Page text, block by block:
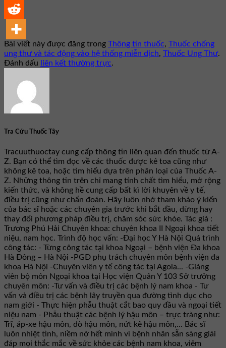
Bài viết này được đăng trong Thông tin thuốc, Thuốc chống
ung thư và tác động vào hệ thống miễn dịch, Thuốc Ung Thư.
Đánh dấu
liên kết thường trực.
Tra Cứu Thuốc Tây
Tracuuthuoctay cung cấp thông tin liên quan đến thuốc từ A-
Z. Bạn có thể tìm đọc về các thuốc được kê toa cũng như
không kê toa, hoặc tìm hiểu dựa trên phân loại của Thuốc A-
Z. Những thông tin trên chỉ mang tính chất tìm hiểu, mở rộng
kiến thức, và không hề cung cấp bất kì lời khuyên về y tế,
điều trị cũng như chẩn đoán. Hãy luôn nhớ tham khảo ý kiến
của bác sĩ hoặc các chuyên gia trước khi bắt đầu, dừng hay
thay đổi phương pháp điều trị, chăm sóc sức khỏe. Tác giả :
Trương Phú Hải Chuyên khoa: chuyên khoa II Ngoại khoa tiết
niệu, nam học. Trình độ học vấn: -Đại học Y Hà Nội Quá trình
công tác: - Từng công tác tại khoa Ngoại – bệnh viện Đa khoa
Hà Đông – Hà Nội -PGĐ phụ trách chuyên môn bệnh viện đa
khoa Hà Nội -Chuyên viên y tế công tác tại Agola... -Giảng
viên bộ môn Ngoại khoa tại Học viện Quân Y 103 Sở trưởng
chuyên môn: -Tư vấn và điều trị các bệnh lý nam khoa - Tư
vấn và điều trị các bệnh lây truyền qua đường tình dục cho
nam giới - Thực hiện phẫu thuật cắt bao quy đầu và ngoại tiết
niệu nam - Phẫu thuật các bệnh lý hậu môn – trực tràng như:
Trĩ, áp-xe hậu môn, dò hậu môn, nứt kẽ hậu môn,... Bác sĩ
luôn nhiệt tình, niềm nở hết mình vì bệnh nhân sẵn sàng giải
đáp mọi thắc mắc về sức khỏe các bệnh nam khoa, viêm